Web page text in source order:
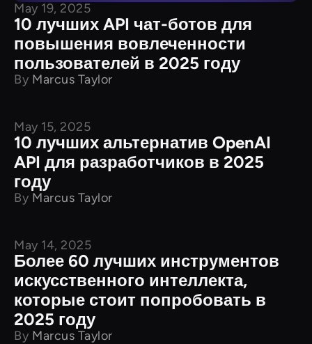
May 19, 2025
10 лучших API чат-ботов для
повышения вовлеченности
пользователей в 2025 году
By Marcus Taylor
Характеристики продукта
May 15, 2025
10 лучших альтернатив OpenAI
API для разработчиков в 2025
году
By Marcus Taylor
Что нового
May 14, 2025
Более 60 лучших инструментов
искусственного интеллекта,
которые стоит попробовать в
2025 году
By Marcus Taylor